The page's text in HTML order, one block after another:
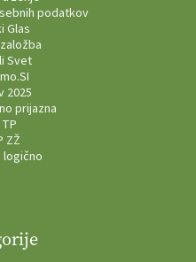
podatkov
Glas
Svet
2025
prijazna
ZŽ
logično